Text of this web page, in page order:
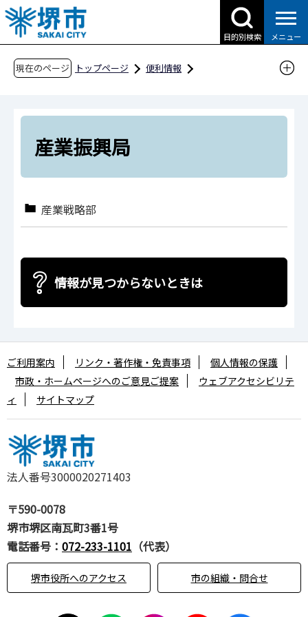
こ
の
ペ
目的別検索 メニュー
現在のページ トップページ
便利情報
申請書ダウンロード（企業の方へ）
組織別検索
産業振興局
産業戦略部
情報が見つからないときは
法人番号3000020271403
〒590-0078
堺市堺区南瓦町3番1号
電話番号： 072-233-1101 （代表）
堺市役所へのアクセス 市の組織・問合せ
ご利用案内 リンク・著作権・免責事項
個人情報の保護
市政・ホームページへのご意見ご提案
ウェブアクセシビリテ
ィ
サイトマップ